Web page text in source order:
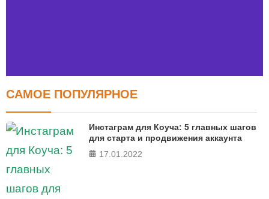
Тест FERMI
в 5 главных сферах
САМОЕ ПОПУЛЯРНОЕ
Инстаграм для Коуча: 5 главных шагов
для старта и продвижения аккаунта
17.01.2022